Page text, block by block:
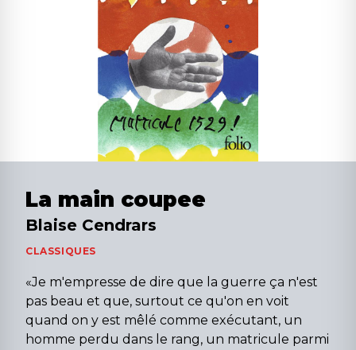
La main coupee
Blaise Cendrars
CLASSIQUES
«Je m'empresse de dire que la guerre ça n'est
pas beau et que, surtout ce qu'on en voit
quand on y est mêlé comme exécutant, un
homme perdu dans le rang, un matricule parmi